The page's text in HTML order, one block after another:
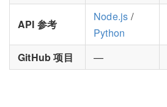
API 参考
Node.js /
Python
GitHub 项目 —